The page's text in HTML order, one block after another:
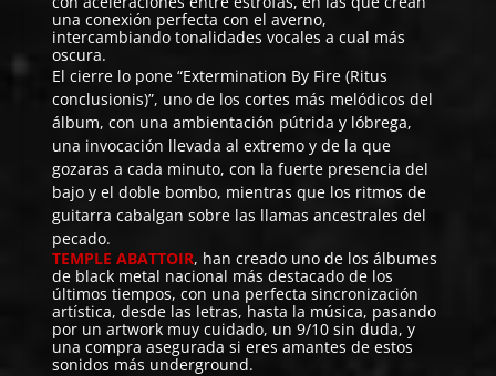
una conexión perfecta con el averno,
intercambiando tonalidades vocales a cual más
oscura.
El cierre lo pone “Extermination By Fire (Ritus
conclusionis)”, uno de los cortes más melódicos del
álbum, con una ambientación pútrida y lóbrega,
una invocación llevada al extremo y de la que
gozaras a cada minuto, con la fuerte presencia del
bajo y el doble bombo, mientras que los ritmos de
guitarra cabalgan sobre las llamas ancestrales del
pecado.
TEMPLE ABATTOIR, han creado uno de los álbumes
de black metal nacional más destacado de los
últimos tiempos, con una perfecta sincronización
artística, desde las letras, hasta la música, pasando
por un artwork muy cuidado, un 9/10 sin duda, y
una compra asegurada si eres amantes de estos
sonidos más underground.